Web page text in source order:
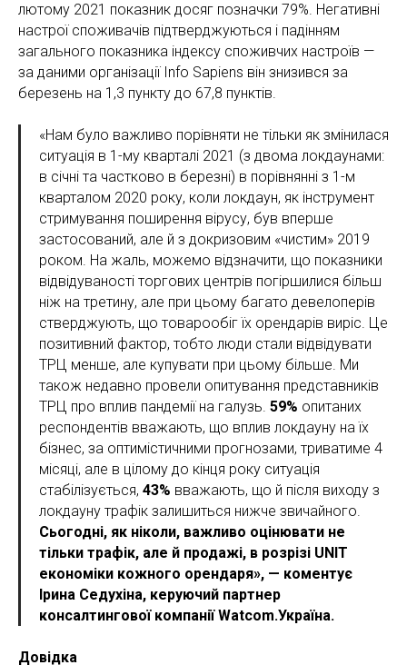
лютому 2021 показник досяг позначки 79%. Негативні
настрої споживачів підтверджуються і падінням
загального показника індексу споживчих настроїв —
за даними організації Info Sapiens він знизився за
березень на 1,3 пункту до 67,8 пунктів.
«Нам було важливо порівняти не тільки як змінилася
ситуація в 1-му кварталі 2021 (з двома локдаунами:
в січні та частково в березні) в порівнянні з 1-м
кварталом 2020 року, коли локдаун, як інструмент
стримування поширення вірусу, був вперше
застосований, але й з докризовим «чистим» 2019
роком. На жаль, можемо відзначити, що показники
відвідуваності торгових центрів погіршилися більш
ніж на третину, але при цьому багато девелоперів
стверджують, що товарообіг їх орендарів виріс. Це
позитивний фактор, тобто люди стали відвідувати
ТРЦ менше, але купувати при цьому більше. Ми
також недавно провели опитування представників
ТРЦ про вплив пандемії на галузь. 59% опитаних
респондентів вважають, що вплив локдауну на їх
бізнес, за оптимістичними прогнозами, триватиме 4
місяці, але в цілому до кінця року ситуація
стабілізується, 43% вважають, що й після виходу з
локдауну трафік залишиться нижче звичайного.
Сьогодні, як ніколи, важливо оцінювати не
тільки трафік, але й продажі, в розрізі UNIT
економіки кожного орендаря», — коментує
Ірина Седухіна, керуючий партнер
консалтингової компанії Watcom.Україна.
Довідка